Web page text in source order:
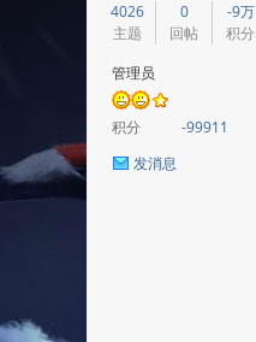
4026
主题
0
回帖
-9万
积分
管理员
积分
-99911
发消息